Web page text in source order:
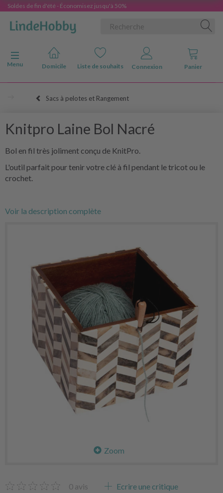
Soldes de fin d'été - Économisez jusqu'à 50%
Basculer la navigation
Menu
Domicile Liste de souhaits Connexion Panier
Sacs à pelotes et Rangement
Knitpro Laine Bol Nacré
Bol en fil très joliment conçu de KnitPro.
L'outil parfait pour tenir votre clé à fil pendant le tricot ou le
crochet.
Voir la description complète
Zoom
0 avis Ecrire une critique